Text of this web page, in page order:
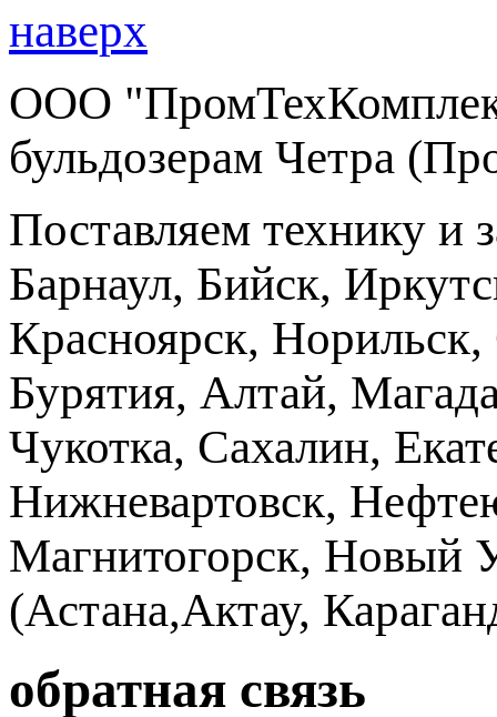
наверх
ООО
бульдозерам Четра
Поставляем технику и
Барнаул, Бийск,
Красноярск,
Бурятия, Алтай,
Чукотка, Сахалин,
Нижневартовск,
Магнитогорск, Новый
(Астана,Актау,
обратная связь